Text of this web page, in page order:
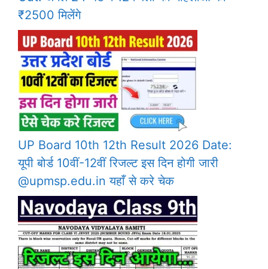
₹2500 मिलेंगे
UP Board 10th 12th Result 2026 Date:
यूपी बोर्ड 10वीं-12वीं रिजल्ट इस दिन होगी जारी
@upmsp.edu.in यहाँ से करे चेक